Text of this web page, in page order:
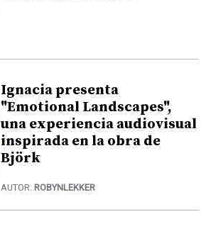
Ignacia presenta
"Emotional Landscapes",
una experiencia audiovisual
inspirada en la obra de
Björk
AUTOR: ROBYNLEKKER